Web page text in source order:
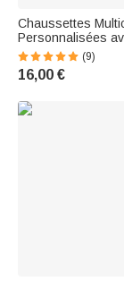
Chaussettes
Personnalisées
Photo de Chien
Pattes Mignonnes
d'Anniversaire
(9)
16,00 €